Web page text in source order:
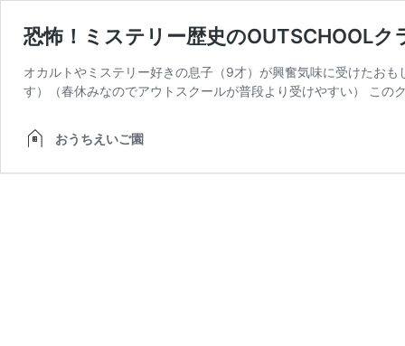
恐怖！ミステリー歴史のOUTSCHOOLク
オカルトやミステリー好きの息子（9才）が興奮気味に受けたお
す）（春休みなのでアウトスクールが普段より受けやすい） こ
おうちえいご園